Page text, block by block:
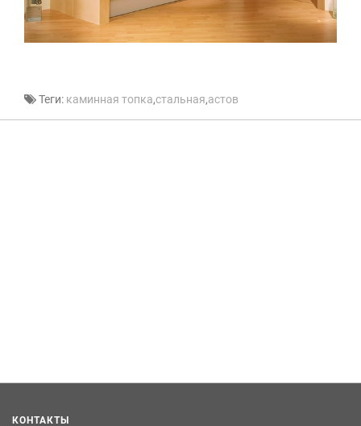
Теги: каминная топка,стальная,астов
КОНТАКТЫ